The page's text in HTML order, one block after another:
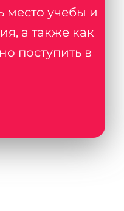
место учебы и
а также как
поступить в